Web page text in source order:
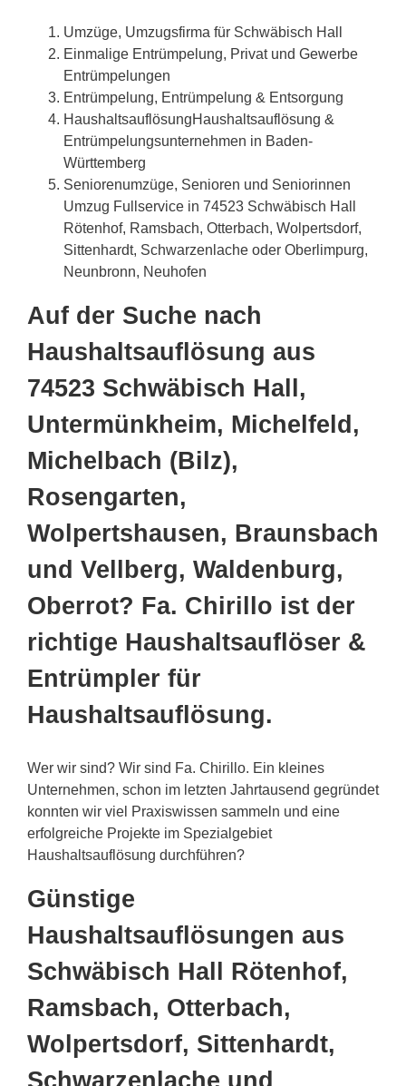
Umzüge, Umzugsfirma für Schwäbisch Hall
Einmalige Entrümpelung, Privat und Gewerbe
Entrümpelungen
Entrümpelung, Entrümpelung & Entsorgung
HaushaltsauflösungHaushaltsauflösung &
Entrümpelungsunternehmen in Baden-
Württemberg
Seniorenumzüge, Senioren und Seniorinnen
Umzug Fullservice in 74523 Schwäbisch Hall
Rötenhof, Ramsbach, Otterbach, Wolpertsdorf,
Sittenhardt, Schwarzenlache oder Oberlimpurg,
Neunbronn, Neuhofen
Auf der Suche nach
Haushaltsauflösung aus
74523 Schwäbisch Hall,
Untermünkheim, Michelfeld,
Michelbach (Bilz),
Rosengarten,
Wolpertshausen, Braunsbach
und Vellberg, Waldenburg,
Oberrot? Fa. Chirillo ist der
richtige Haushaltsauflöser &
Entrümpler für
Haushaltsauflösung.
Wer wir sind? Wir sind Fa. Chirillo. Ein kleines
Unternehmen, schon im letzten Jahrtausend gegründet
konnten wir viel Praxiswissen sammeln und eine
erfolgreiche Projekte im Spezialgebiet
Haushaltsauflösung durchführen?
Günstige
Haushaltsauflösungen aus
Schwäbisch Hall Rötenhof,
Ramsbach, Otterbach,
Wolpertsdorf, Sittenhardt,